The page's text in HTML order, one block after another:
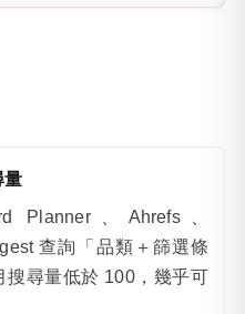
量
Planner、Ahrefs、
查詢「品類＋篩選條
搜尋量低於 100，幾乎可